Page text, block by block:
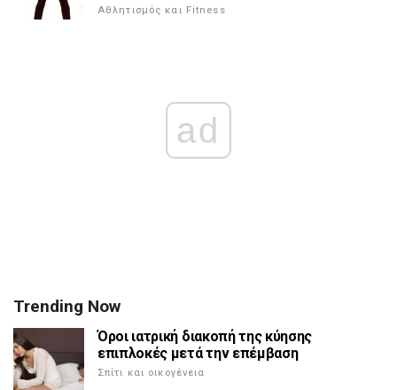
Αθλητισμός και Fitness
ad
Trending Now
Όροι ιατρική διακοπή της κύησης
επιπλοκές μετά την επέμβαση
Σπίτι και οικογένεια